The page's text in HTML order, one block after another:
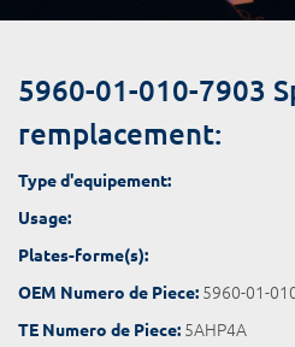
5960-01-010-7903
remplacement:
Type d'equipement:
Usage:
Plates-forme(s):
OEM Numero de Piece: 5960-01-
TE Numero de Piece: 5AHP4A